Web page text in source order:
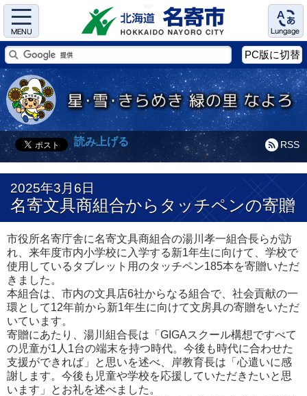
Menu Language
PC版に切替
RSS
読み上げる
2025年3月6日
名寄文具商組合からタッチペンの寄贈
市役所名寄庁舎に名寄文具商組合の湯川孝一組合長らが訪
れ、来年度市内小学校に入学する新1年生に向けて、学校で
使用しているタブレット用のタッチペン185本を寄贈いただ
きました。
本組合は、市内の文具店6社からなる組合で、社会貢献の一
環として12年前から新1年生に向けて文房具の寄贈をいただ
いています。
寄贈にあたり、湯川組合長は「GIGAスクール構想ですべて
の児童が1人1台の端末を持つ時代。今後も時代に合わせた
支援ができれば」と思いを述べ、岸教育長は「心遣いに感
謝します。今後も児童や学校を応援していただきたいと思
います」とお礼を述べました。